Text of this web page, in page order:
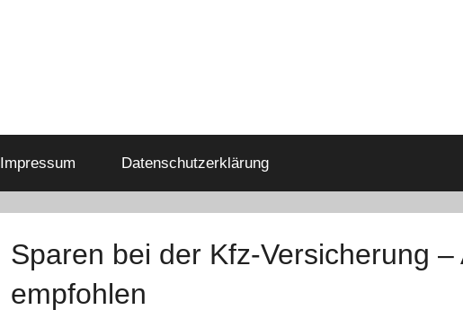
Impressum Datenschutzerklärung
Sparen bei der Kfz-Versicherung
empfohlen